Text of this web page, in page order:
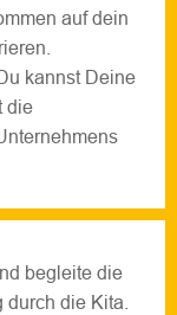
auf dein
kannst Deine
die
begleite die
die Kita.